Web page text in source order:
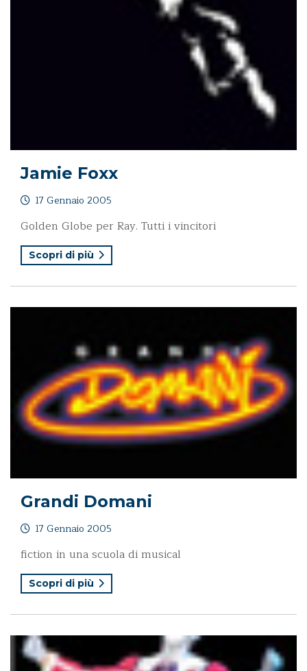
Jamie Foxx
17 Gennaio 2005
Golden Globe per Ray. Tutti i vincitori
Scopri di più
Grandi Domani
17 Gennaio 2005
fiction in una scuola di musical
Scopri di più